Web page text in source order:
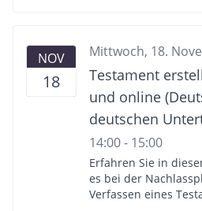
la planification
en droit des
modérateur -
testamentaire
individuelle grâce
en ligne - Réponses
direct via chat
NOV
18
Mittwoch, 18.
Testament
und online
deutschen
14:00 - 15:00
Erfahren Sie in
es bei der
Verfassen eines